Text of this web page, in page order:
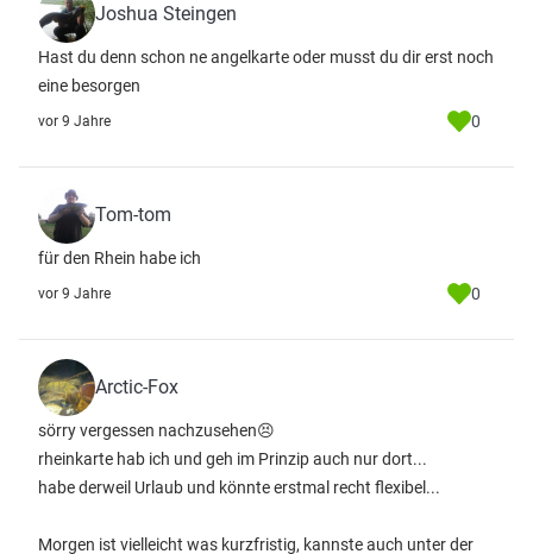
Joshua Steingen
Hast du denn schon ne angelkarte oder musst du dir erst noch
eine besorgen
vor 9 Jahre 0
Tom-tom
für den Rhein habe ich
vor 9 Jahre 0
Arctic-Fox
sörry vergessen nachzusehen😣
rheinkarte hab ich und geh im Prinzip auch nur dort...
habe derweil Urlaub und könnte erstmal recht flexibel...
Morgen ist vielleicht was kurzfristig, kannste auch unter der